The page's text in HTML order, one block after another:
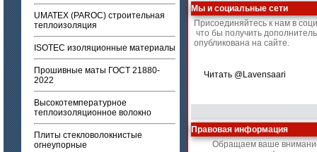
UMATEX (PAROC) строительная
теплоизоляция
ISOTEC изоляционные материалы
Прошивные маты ГОСТ 21880-
2022
Высокотемпературное
теплоизоляционное волокно
Плиты стекловолокнистые
огнеупорные
Мы и социальные сети
Присоединяйтесь к нам в
что бы получить
опубликована на сайте.
Читать @Lavensaari
Правовая информация
Обращаем ваше